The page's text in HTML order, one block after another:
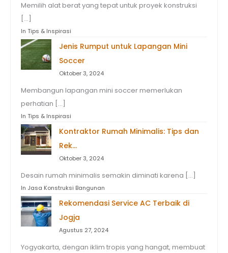
Memilih alat berat yang tepat untuk proyek konstruksi
[…]
In Tips & Inspirasi
Jenis Rumput untuk Lapangan Mini
Soccer
Oktober 3, 2024
Membangun lapangan mini soccer memerlukan
perhatian […]
In Tips & Inspirasi
Kontraktor Rumah Minimalis: Tips dan
Rek…
Oktober 3, 2024
Desain rumah minimalis semakin diminati karena […]
In Jasa Konstruksi Bangunan
Rekomendasi Service AC Terbaik di
Jogja
Agustus 27, 2024
Yogyakarta, dengan iklim tropis yang hangat, membuat